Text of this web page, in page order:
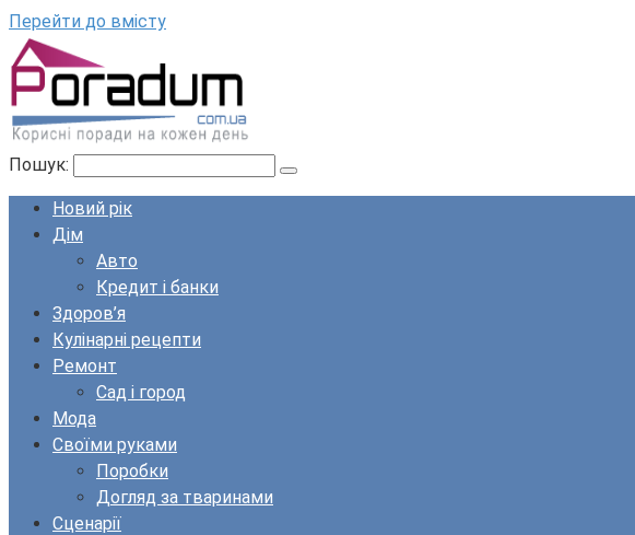
Перейти до вмісту
Пошук:
Новий рік
Дім
Авто
Кредит і банки
Здоров’я
Кулінарні рецепти
Ремонт
Сад і город
Мода
Своїми руками
Поробки
Догляд за тваринами
Сценарії